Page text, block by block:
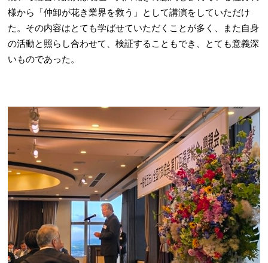
様から「仲卸が花き業界を救う」として講演をしていただけ
た。その内容はとても学ばせていただくことが多く、また自身
の活動と照らし合わせて、検証することもでき、とても意義深
いものであった。